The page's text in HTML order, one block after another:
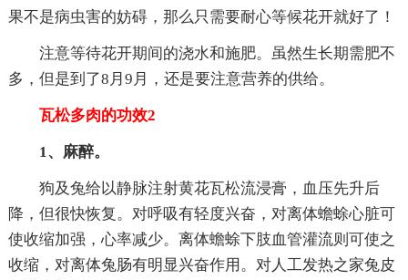
果不是病虫害的妨碍，那么只需要耐心等候花开就好了！
注意等待花开期间的浇水和施肥。虽然生长期需肥不
多，但是到了8月9月，还是要注意营养的供给。
瓦松多肉的功效2
1、麻醉。
狗及兔给以静脉注射黄花瓦松流浸膏，血压先升后
降，但很快恢复。对呼吸有轻度兴奋，对离体蟾蜍心脏可
使收缩加强，心率减少。离体蟾蜍下肢血管灌流则可使之
收缩，对离体兔肠有明显兴奋作用。对人工发热之家兔皮